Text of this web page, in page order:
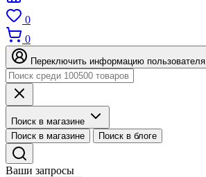
0
0
Переключить информацию пользователя
Поиск в магазине
Поиск в магазине
Поиск в блоге
Ваши запросы